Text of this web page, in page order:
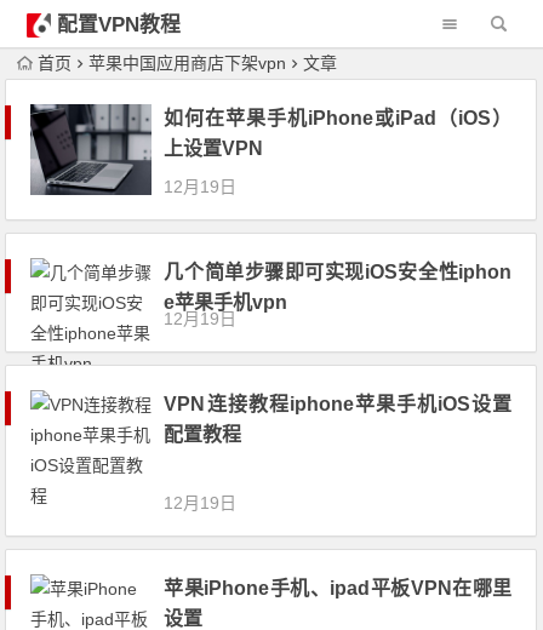
配置VPN教程
首页 苹果中国应用商店下架vpn 文章
如何在苹果手机iPhone或iPad（iOS）
上设置VPN
12月19日
几个简单步骤即可实现iOS安全性iphon
e苹果手机vpn
12月19日
VPN连接教程iphone苹果手机iOS设置
配置教程
12月19日
苹果iPhone手机、ipad平板VPN在哪里
设置